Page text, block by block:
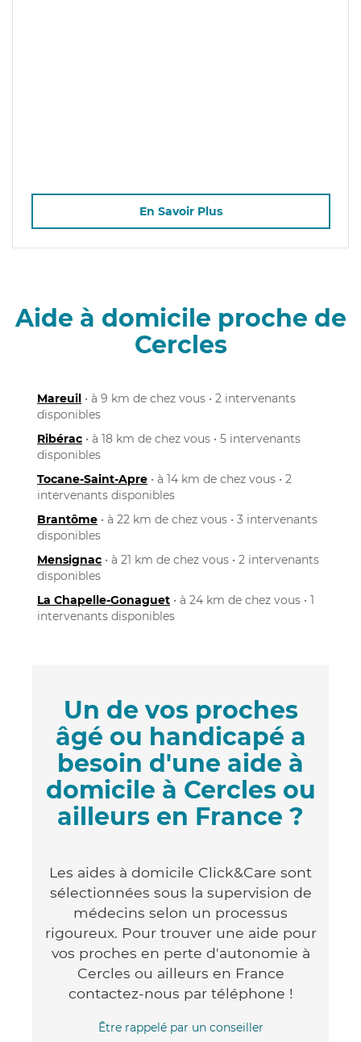
En Savoir Plus
Aide à domicile proche de
Cercles
Mareuil • à 9 km de chez vous • 2 intervenants
disponibles
Ribérac • à 18 km de chez vous • 5 intervenants
disponibles
Tocane-Saint-Apre • à 14 km de chez vous • 2
intervenants disponibles
Brantôme • à 22 km de chez vous • 3 intervenants
disponibles
Mensignac • à 21 km de chez vous • 2 intervenants
disponibles
La Chapelle-Gonaguet • à 24 km de chez vous • 1
intervenants disponibles
Un de vos proches
âgé ou handicapé a
besoin d'une aide à
domicile à Cercles ou
ailleurs en France ?
Les aides à domicile Click&Care sont
sélectionnées sous la supervision de
médecins selon un processus
rigoureux. Pour trouver une aide pour
vos proches en perte d'autonomie à
Cercles ou ailleurs en France
contactez-nous par téléphone !
Être rappelé par un conseiller